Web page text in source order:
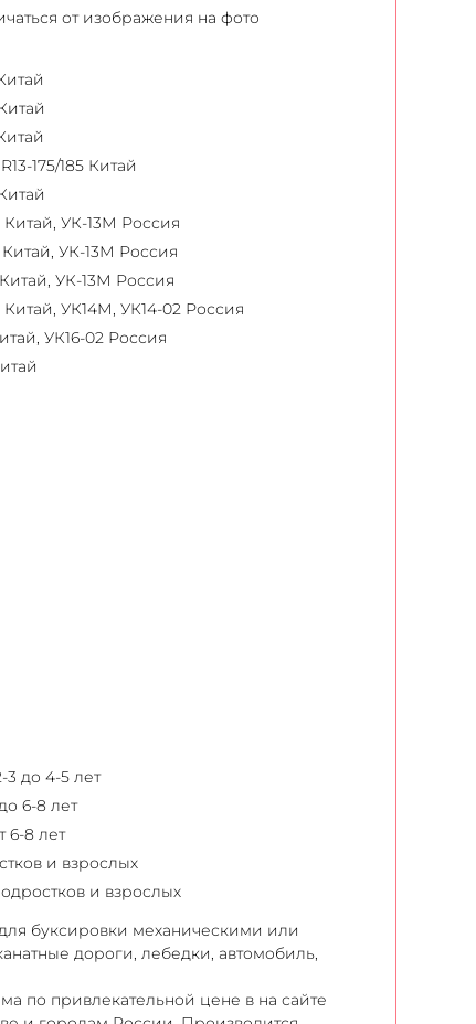
от изображения на фото
175/185 Китай
Китай, УК-13М Россия
УК-13М Россия
УК-13М Россия
УК14М, УК14-02 Россия
УК16-02 Россия
до 4-5 лет
6-8 лет
6-8 лет
и взрослых
и взрослых
буксировки механическими или
дороги, лебедки, автомобиль,
по привлекательной цене в на сайте